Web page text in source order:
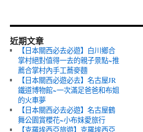
近期文章
【日本關西必去必遊】白川鄉合
掌村絕對值得一去的親子景點~推
薦合掌村內手工蕎麥麵
【日本關西必遊必去】名古屋JR
鐵道博物館~一次滿足爸爸和布姐
的火車夢
【日本關西必去必遊】名古屋鶴
舞公園賞櫻花~小布妹愛旅行
【克羅埃西亞旅遊】克羅埃西亞